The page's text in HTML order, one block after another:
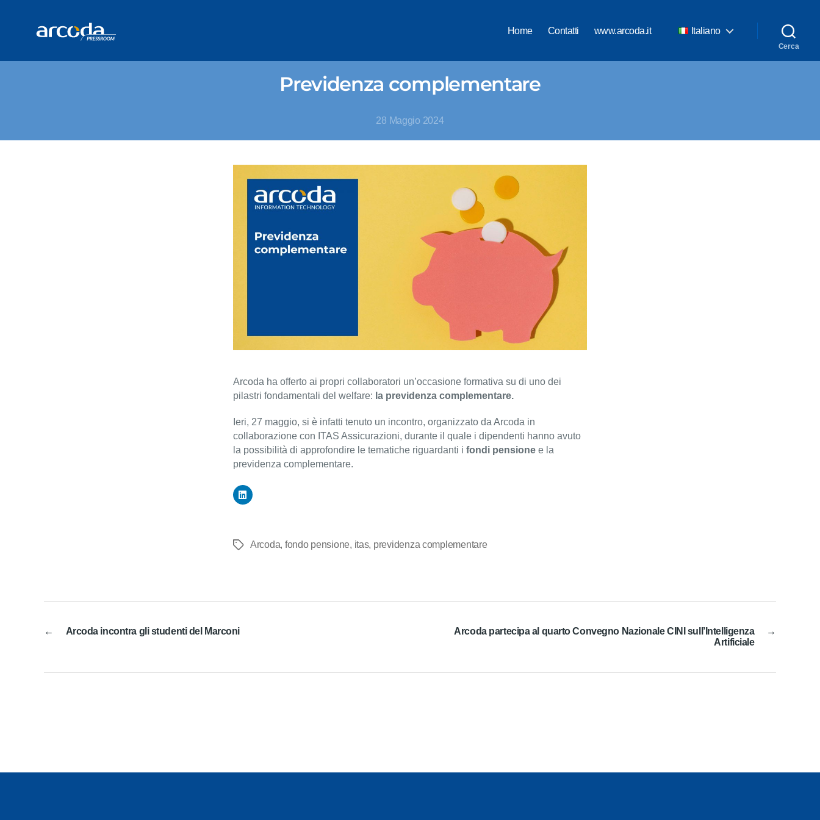
Home Contatti www.arcoda.it Italiano
Cerca
Previdenza complementare
28 Maggio 2024
Arcoda ha offerto ai propri collaboratori un’occasione formativa su di uno dei
pilastri fondamentali del welfare: la previdenza complementare.
Ieri, 27 maggio, si è infatti tenuto un incontro, organizzato da Arcoda in
collaborazione con ITAS Assicurazioni, durante il quale i dipendenti hanno avuto
la possibilità di approfondire le tematiche riguardanti i fondi pensione e la
previdenza complementare.
Tag Arcoda, fondo pensione, itas, previdenza complementare
← Arcoda incontra gli studenti del Marconi →
Arcoda partecipa al quarto Convegno Nazionale CINI sull’Intelligenza
Artificiale